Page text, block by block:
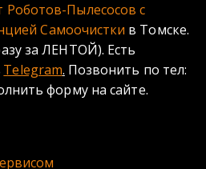
Роботов-Пылесосов с
Самоочистки в Томске.
за ЛЕНТОЙ). Есть
Telegram.
форму на сайте.